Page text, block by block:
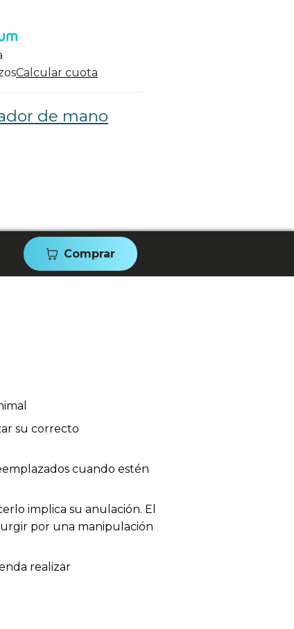
Calcular cuota
de mano
Comprar
su correcto
cuando estén
implica su anulación. El
por una manipulación
realizar